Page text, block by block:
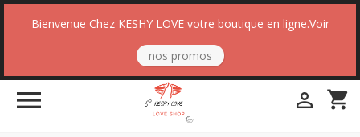
Bienvenue Chez KESHY LOVE votre boutique en ligne.Voir
nos promos
 shopping_cart
